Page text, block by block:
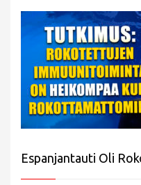
Espanjantauti Oli